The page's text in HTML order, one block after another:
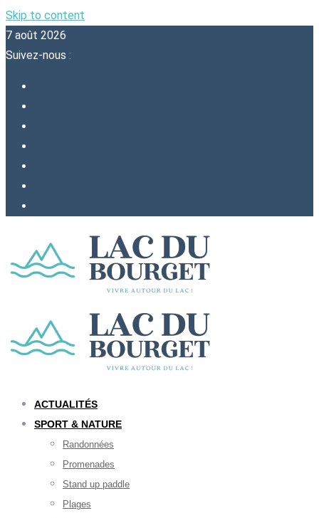
Skip to content
7 août 2026
Suivez-nous :
ACTUALITÉS
SPORT & NATURE
Randonnées
Promenades
Stand up paddle
Plages